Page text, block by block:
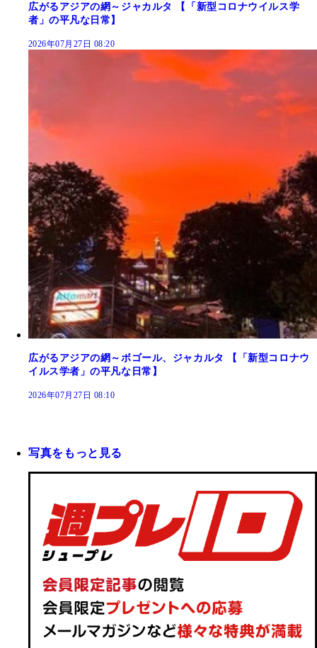
広がるアジアの網～ジャカルタ 【「新型コロナウイルス学
者」の平凡な日常】
2026年07月27日 08:20
広がるアジアの網～ボゴール、ジャカルタ 【「新型コロナウ
イルス学者」の平凡な日常】
2026年07月27日 08:10
写真をもっと見る